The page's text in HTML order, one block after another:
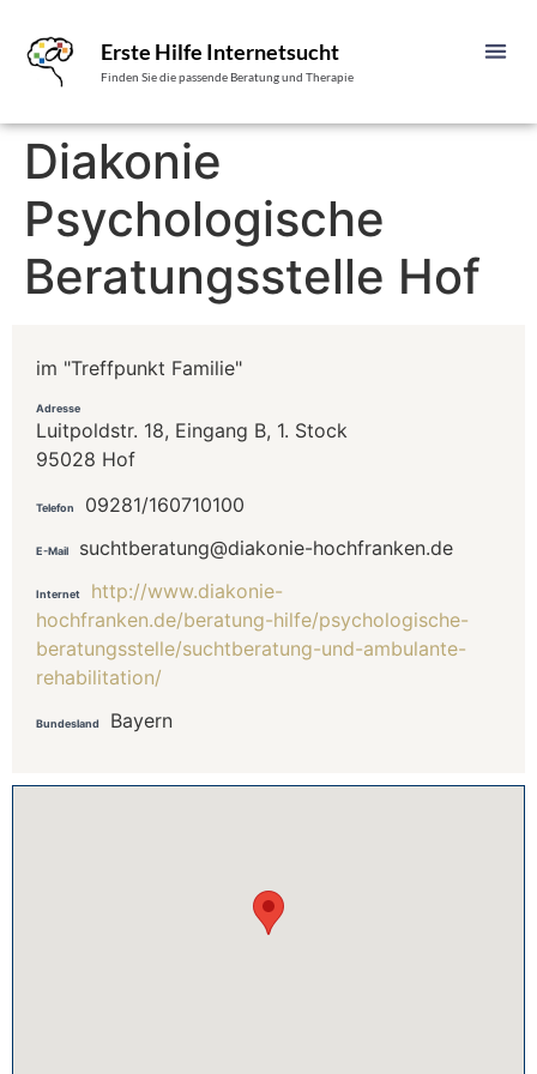
Erste Hilfe Internetsucht
Finden Sie die passende Beratung und Therapie
Diakonie
Psychologische
Beratungsstelle Hof
im "Treffpunkt Familie"
Adresse
Luitpoldstr. 18, Eingang B, 1. Stock
95028 Hof
Telefon 09281/160710100
E-Mail suchtberatung@diakonie-hochfranken.de
Internet
http://www.diakonie-
hochfranken.de/beratung-hilfe/psychologische-
beratungsstelle/suchtberatung-und-ambulante-
rehabilitation/
Bundesland Bayern